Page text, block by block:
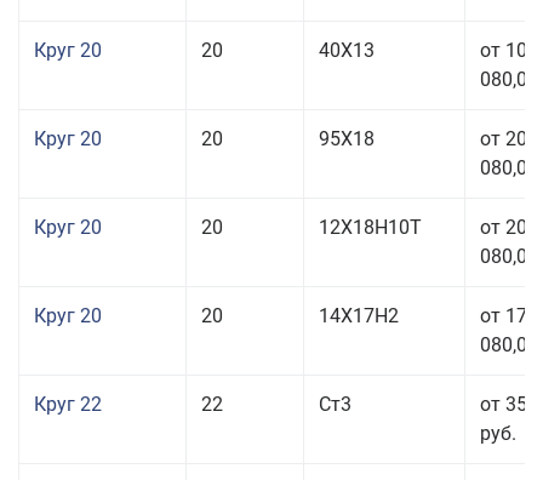
Круг 20 20 40Х13
от 103
080,00
Круг 20 20 95Х18
от 208
080,00
Круг 20 20 12Х18Н10Т
от 209
080,00
Круг 20 20 14Х17Н2
от 175
080,00
Круг 22 22 Ст3
от 35
руб.